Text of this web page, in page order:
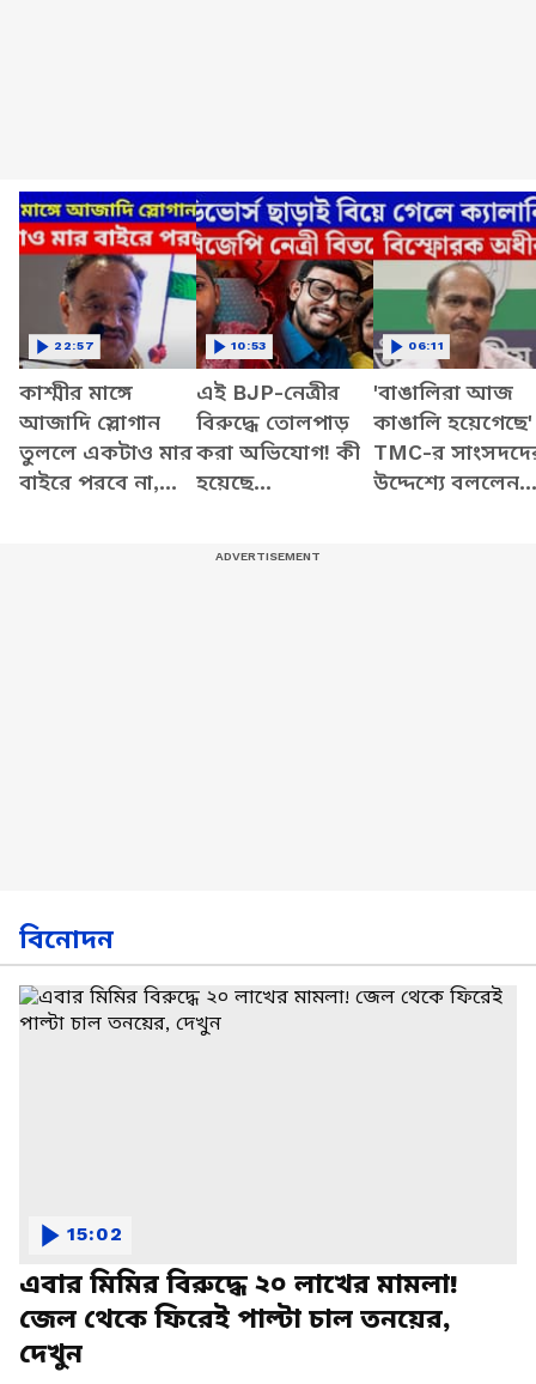
কাশ্মীর মাঙ্গে
আজাদি স্লোগান
তুললে একটাও মার
বাইরে পরবে না,
22:57
এই BJP-নেত্রীর
বিরুদ্ধে তোলপাড়
করা অভিযোগ! কী
হয়েছে
10:53
'বাঙালিরা আজ
কাঙালি হয়েগেছে'
TMC-র
উদ্দেশ্যে বললেন
06:11
বিনোদন
এবার মিমির বিরুদ্ধে ২০ লাখের মামলা!
জেল থেকে ফিরেই পাল্টা চাল তনয়ের,
দেখুন
15:02